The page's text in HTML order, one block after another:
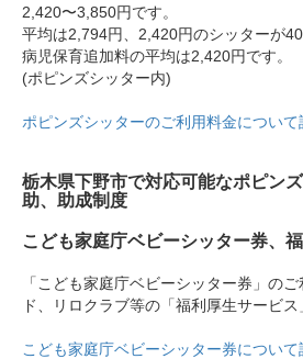
2,420〜3,850円です。
平均は2,794円、2,420円のシッターが
病児保育追加料の平均は2,420円です。
(ポピンズシッター内)
ポピンズシッターのご利用料金について
栃木県下野市で対応可能なポピン
助、助成制度
こども家庭庁ベビーシッター券、
「こども家庭庁ベビーシッター券」の
ド、リロクラブ等の「福利厚生サービス
こども家庭庁ベビーシッター券について